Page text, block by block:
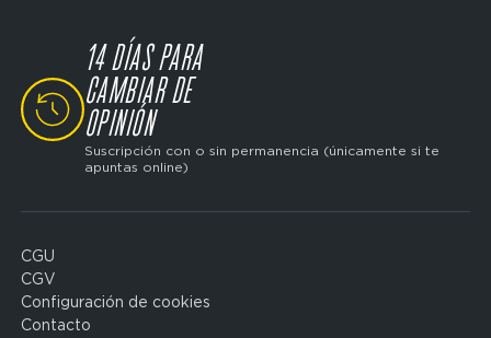
SVG
14 DÍAS PARA
CAMBIAR DE
OPINIÓN
Suscripción con o sin permanencia (únicamente si te
apuntas online)
Domain
menu
for
FP
CGU
CGV
Configuración de cookies
Contacto